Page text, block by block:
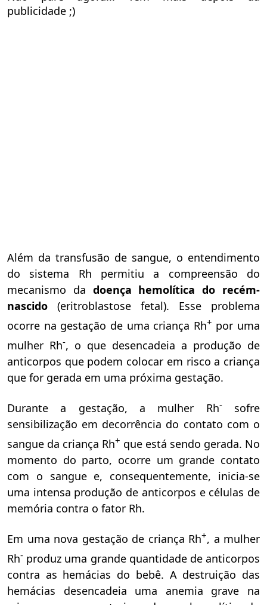
publicidade ;)
Além da transfusão de sangue, o entendimento
do sistema Rh permitiu a compreensão do
mecanismo da doença hemolítica do recém-
nascido (eritroblastose fetal). Esse problema
ocorre na gestação de uma criança Rh+ por uma
mulher Rh-, o que desencadeia a produção de
anticorpos que podem colocar em risco a criança
que for gerada em uma próxima gestação.
Durante a gestação, a mulher Rh-sofre
sensibilização em decorrência do contato com o
sangue da criança Rh+ que está sendo gerada. No
momento do parto, ocorre um grande contato
com o sangue e, consequentemente, inicia-se
uma intensa produção de anticorpos e células de
memória contra o fator Rh.
Em uma nova gestação de criança Rh+, a mulher
Rh- produz uma grande quantidade de anticorpos
contra as hemácias do bebê. A destruição das
hemácias desencadeia uma anemia grave na